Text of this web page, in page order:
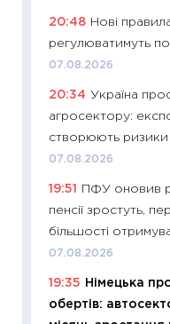
20:48 Нові
регулюватимуть
07.08.2026
20:34 Україна
агросектору:
створюють ризики
07.08.2026
19:51
ПФУ оновив
пенсії зростуть,
більшості
07.08.2026
19:35
Німецька
обертів: